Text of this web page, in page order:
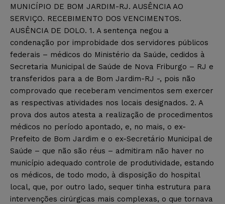
MUNICÍPIO DE BOM JARDIM-RJ. AUSÊNCIA AO
SERVIÇO. RECEBIMENTO DOS VENCIMENTOS.
AUSÊNCIA DE DOLO. 1. A sentença negou a
condenação por improbidade dos servidores públicos
federais – médicos do Ministério da Saúde, cedidos à
Secretaria Municipal de Saúde de Nova Friburgo – RJ e
transferidos para a de Bom Jardim-RJ -, pois não
comprovado que receberam vencimentos sem exercer
as respectivas atividades nos locais designados. 2. A
prova dos autos atesta a realização de procedimentos
médicos no período apontado, e, no mais, o ex-
Prefeito de Bom Jardim e o ex-Secretário Municipal de
Saúde – que não são réus – admitiram não haver no
município adequado controle de produtividade, estando
os médicos, de todo modo, à disposição do hospital
local, que, por outro lado, sequer tinha estrutura para
intervenções cirúrgicas mais complexas, o que tornava